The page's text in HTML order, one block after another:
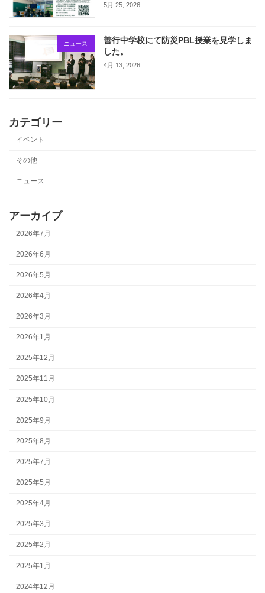
5月 25, 2026
ニュース
善行中学校にて防災PBL授業を見学しま
した。
4月 13, 2026
カテゴリー
イベント
その他
ニュース
アーカイブ
2026年7月
2026年6月
2026年5月
2026年4月
2026年3月
2026年1月
2025年12月
2025年11月
2025年10月
2025年9月
2025年8月
2025年7月
2025年5月
2025年4月
2025年3月
2025年2月
2025年1月
2024年12月